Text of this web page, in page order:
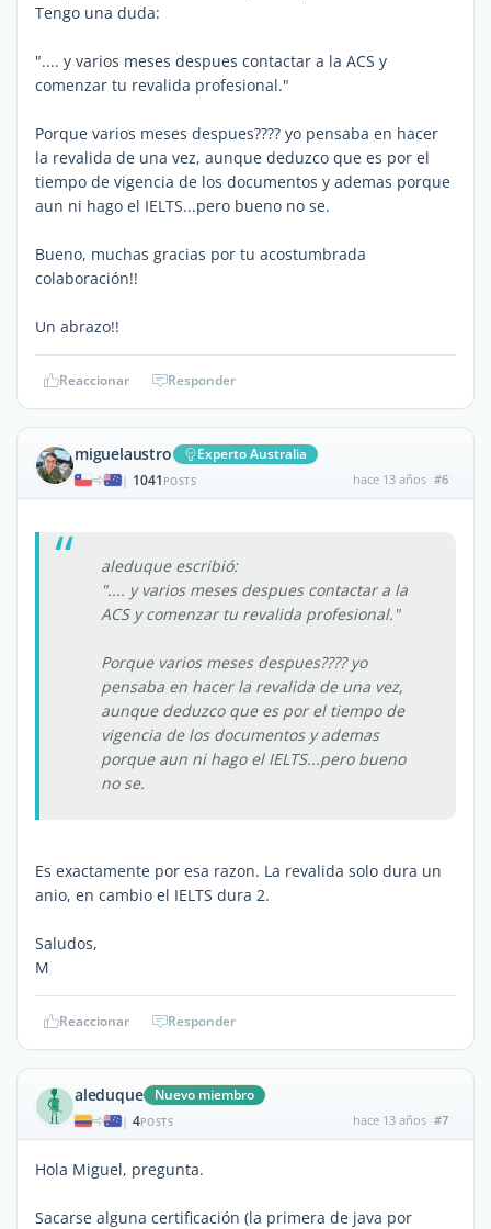
Tengo una duda:
".... y varios meses despues contactar a la ACS y
comenzar tu revalida profesional."
Porque varios meses despues???? yo pensaba en hacer
la revalida de una vez, aunque deduzco que es por el
tiempo de vigencia de los documentos y ademas porque
aun ni hago el IELTS...pero bueno no se.
Bueno, muchas gracias por tu acostumbrada
colaboración!!
Un abrazo!!
Reaccionar Responder
miguelaustro Experto Australia
| 1041 POSTS hace 13 años #6
aleduque escribió:
".... y varios meses despues contactar a la
ACS y comenzar tu revalida profesional."
Porque varios meses despues???? yo
pensaba en hacer la revalida de una vez,
aunque deduzco que es por el tiempo de
vigencia de los documentos y ademas
porque aun ni hago el IELTS...pero bueno
no se.
Es exactamente por esa razon. La revalida solo dura un
anio, en cambio el IELTS dura 2.
Saludos,
M
Reaccionar Responder
aleduque Nuevo miembro
| 4POSTS hace 13 años #7
Hola Miguel, pregunta.
Sacarse alguna certificación (la primera de java por